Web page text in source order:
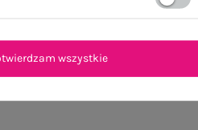
wszystkie